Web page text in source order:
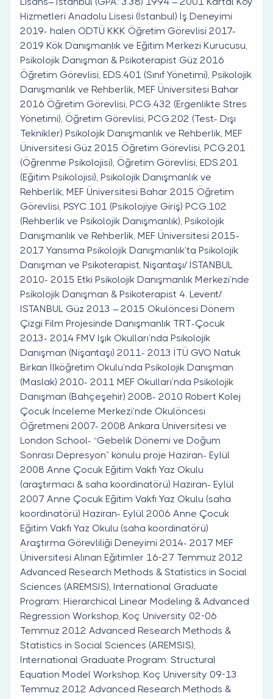
Hizmetleri Anadolu Lisesi (İstanbul) İş Deneyimi
2019- halen ODTÜ KKK Öğretim Görevlisi 2017-
2019 Kök Danışmanlık ve Eğitim Merkezi Kurucusu,
Psikolojik Danışman & Psikoterapist Güz 2016
Öğretim Görevlisi, EDS.401 (Sınıf Yönetimi), Psikolojik
Danışmanlık ve Rehberlik, MEF Üniversitesi Bahar
2016 Öğretim Görevlisi, PCG.432 (Ergenlikte Stres
Yönetimi), Öğretim Görevlisi, PCG.202 (Test- Dışı
Teknikler) Psikolojik Danışmanlık ve Rehberlik, MEF
Üniversitesi Güz 2015 Öğretim Görevlisi, PCG.201
(Öğrenme Psikolojisi), Öğretim Görevlisi, EDS.201
(Eğitim Psikolojisi), Psikolojik Danışmanlık ve
Rehberlik, MEF Üniversitesi Bahar 2015 Öğretim
Görevlisi, PSYC.101 (Psikolojiye Giriş) PCG.102
(Rehberlik ve Psikolojik Danışmanlık), Psikolojik
Danışmanlık ve Rehberlik, MEF Üniversitesi 2015-
2017 Yansıma Psikolojik Danışmanlık’ta Psikolojik
Danışman ve Psikoterapist, Nişantaşı/ İSTANBUL
2010- 2015 Etki Psikolojik Danışmanlık Merkezi’nde
Psikolojik Danışman & Psikoterapist 4. Levent/
ISTANBUL Güz 2013 – 2015 Okulöncesi Dönem
Çizgi Film Projesinde Danışmanlık TRT-Çocuk
2013- 2014 FMV Işık Okulları’nda Psikolojik
Danışman (Nişantaşı) 2011- 2013 İTÜ GVO Natuk
Birkan İlköğretim Okulu’nda Psikolojik Danışman
(Maslak) 2010- 2011 MEF Okulları’nda Psikolojik
Danışman (Bahçeşehir) 2008- 2010 Robert Kolej
Çocuk İnceleme Merkezi’nde Okulöncesi
Öğretmeni 2007- 2008 Ankara Üniversitesi ve
London School- “Gebelik Dönemi ve Doğum
Sonrası Depresyon” konulu proje Haziran- Eylül
2008 Anne Çocuk Eğitim Vakfı Yaz Okulu
(araştırmacı & saha koordinatörü) Haziran- Eylül
2007 Anne Çocuk Eğitim Vakfı Yaz Okulu (saha
koordinatörü) Haziran- Eylül 2006 Anne Çocuk
Eğitim Vakfı Yaz Okulu (saha koordinatörü)
Araştırma Görevliliği Deneyimi 2014- 2017 MEF
Üniversitesi Alınan Eğitimler 16-27 Temmuz 2012
Advanced Research Methods & Statistics in Social
Sciences (AREMSIS), International Graduate
Program: Hierarchical Linear Modeling & Advanced
Regression Workshop, Koç University 02-06
Temmuz 2012 Advanced Research Methods &
Statistics in Social Sciences (AREMSIS),
International Graduate Program: Structural
Equation Model Workshop, Koç University 09-13
Temmuz 2012 Advanced Research Methods &